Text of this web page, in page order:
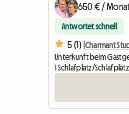
650 € /
Antwortet schnell
5 (1) |Charmant
Unterkunft beim
1 Schlafplatz/